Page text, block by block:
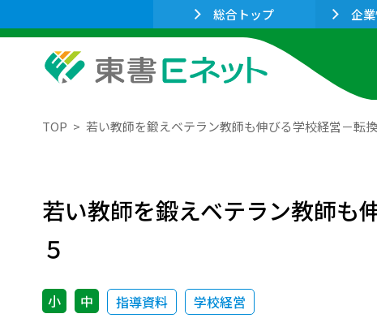
総合トップ 企
TOP 若い教師を鍛えベテラン教師も伸びる学校経営－転
若い教師を鍛えベテラン教師も
５
小 中 指導資料 学校経営